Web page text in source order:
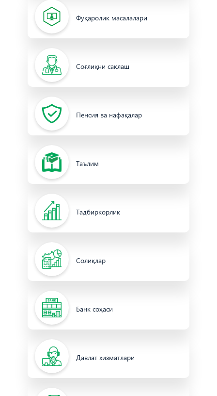
Фуқаролик масалалари
Соғлиқни сақлаш
Пенсия ва нафақалар
Таълим
Тадбиркорлик
Солиқлар
Банк соҳаси
Давлат хизматлари